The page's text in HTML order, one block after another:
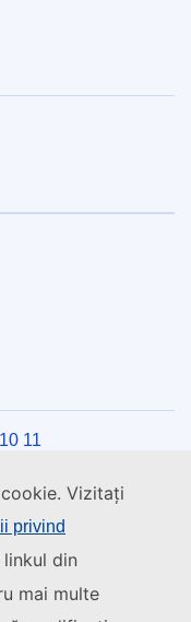
Vizitați
privind
din
mai multe
11